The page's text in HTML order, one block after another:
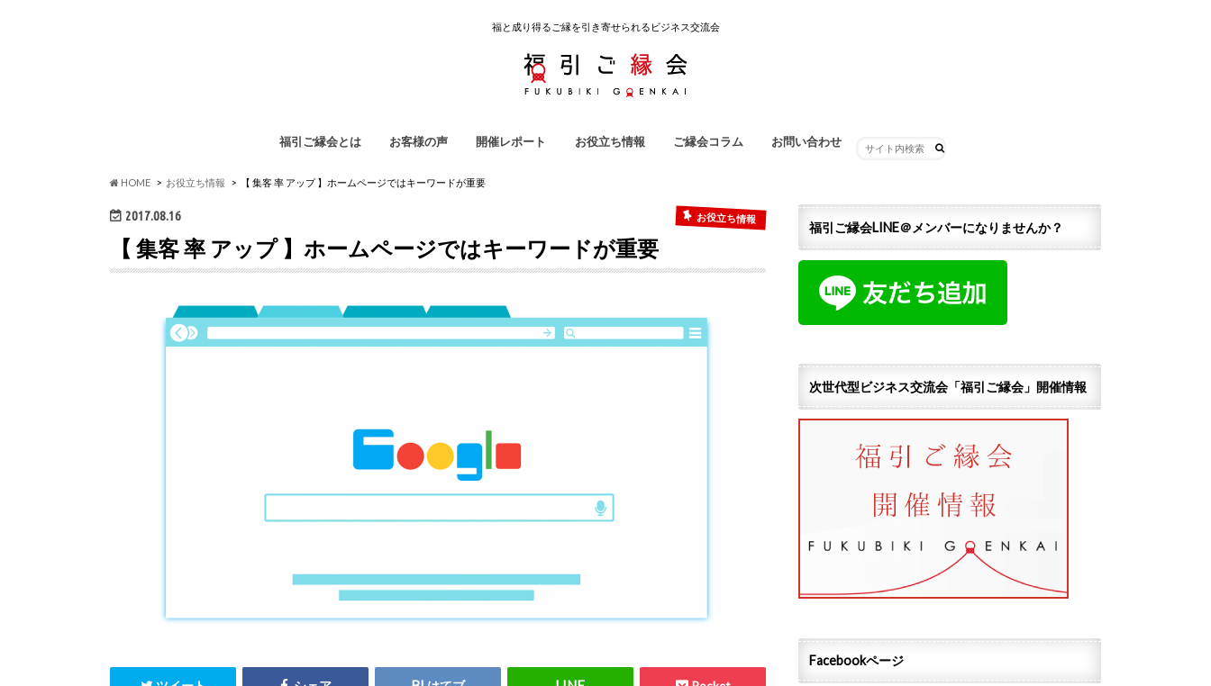
福と成り得るご縁を引き寄せられるビジネス交流会
福引ご縁会とは お客様の声 開催レポート お役立ち情報 ご縁会コラム お問い合わせ
HOME お役立ち情報 【 集客 率 アップ 】ホームページではキーワードが重要
2017.08.16 お役立ち情報
【 集客 率 アップ 】ホームページではキーワードが重要
福引ご縁会LINE＠メンバーになりませんか？
次世代型ビジネス交流会「福引ご縁会」開催情報
Facebookページ